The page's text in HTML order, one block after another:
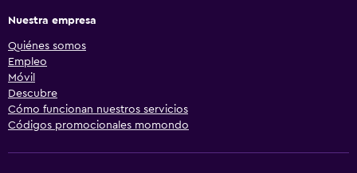
Nuestra empresa
Quiénes somos
Empleo
Móvil
Descubre
Cómo funcionan nuestros servicios
Códigos promocionales momondo